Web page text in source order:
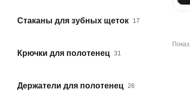
Стаканы для зубных щеток 17
Крючки для полотенец 31
Держатели для полотенец 26